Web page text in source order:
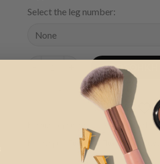
Select the leg number:
Δερμάτινες Παντόφλες Hellenic
ΠΡΟΣΘΉΚΗ
Product Code: SH-
Γυναικεία Παπούτσια